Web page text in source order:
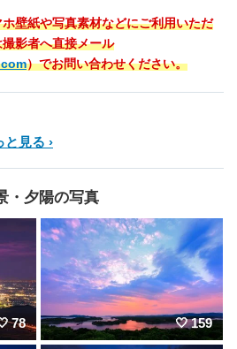
壁紙や写真素材などにご利用いただ
影者へ直接メール
）でお問い合わせください。
と見る
・夕陽の写真
78 159